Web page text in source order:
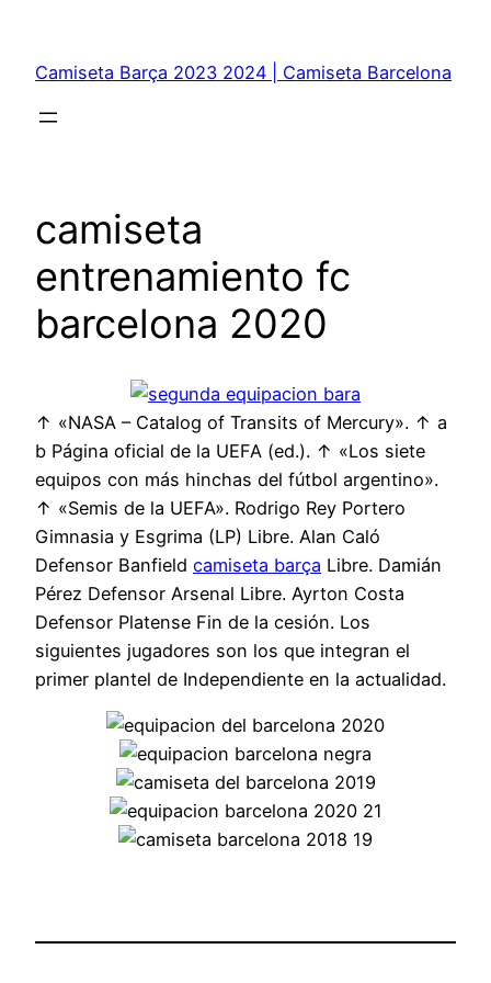
contenido
Camiseta Barça 2023 2024 | Camiseta Barcelona
camiseta
entrenamiento fc
barcelona 2020
↑ «NASA – Catalog of Transits of Mercury». ↑ a
b Página oficial de la UEFA (ed.). ↑ «Los siete
equipos con más hinchas del fútbol argentino».
↑ «Semis de la UEFA». Rodrigo Rey Portero
Gimnasia y Esgrima (LP) Libre. Alan Caló
Defensor Banfield camiseta barça Libre. Damián
Pérez Defensor Arsenal Libre. Ayrton Costa
Defensor Platense Fin de la cesión. Los
siguientes jugadores son los que integran el
primer plantel de Independiente en la actualidad.